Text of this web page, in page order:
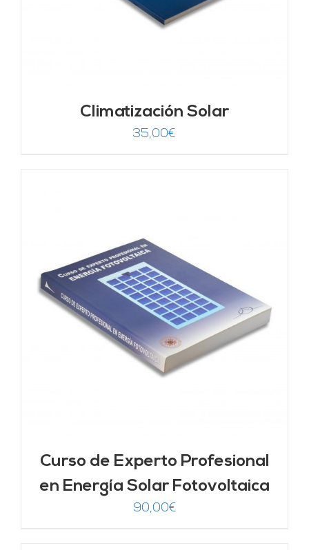
Climatización Solar
35,00€
Curso de Experto Profesional
en Energía Solar Fotovoltaica
90,00€